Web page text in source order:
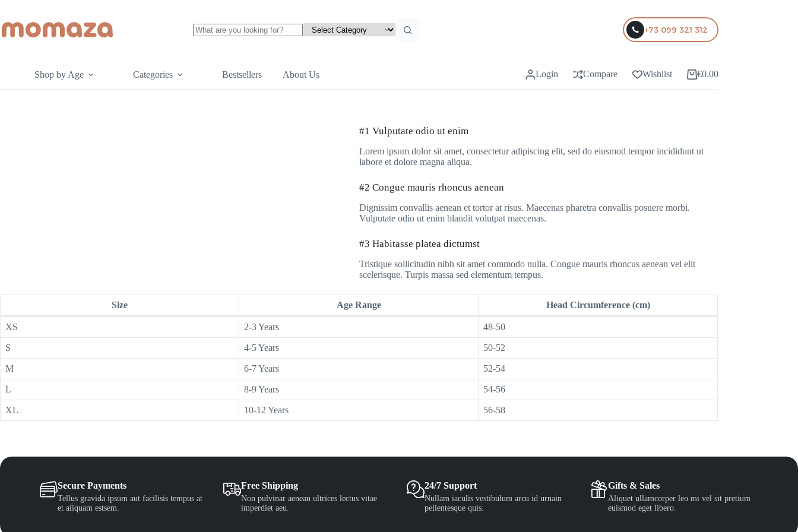
content
+73 099 321 312
Shop by Age Categories Bestsellers About Us Login Compare Wishlist
Shopping
cart
€0.00
#1 Vulputate odio ut enim
Lorem ipsum dolor sit amet, consectetur adipiscing elit, sed do eiusmod tempor incididunt ut
labore et dolore magna aliqua.
#2 Congue mauris rhoncus aenean
Dignissim convallis aenean et tortor at risus. Maecenas pharetra convallis posuere morbi.
Vulputate odio ut enim blandit volutpat maecenas.
#3 Habitasse platea dictumst
Tristique sollicitudin nibh sit amet commodo nulla. Congue mauris rhoncus aenean vel elit
scelerisque. Turpis massa sed elementum tempus.
Size Age Range Head Circumference (cm)
XS 2-3 Years 48-50
S 4-5 Years 50-52
M 6-7 Years 52-54
L 8-9 Years 54-56
XL 10-12 Years 56-58
Secure Payments
Tellus gravida ipsum aut facilisis tempus at
et aliquam estsem.
Free Shipping
Non pulvinar aenean ultrices lectus vitae
imperdiet aeu.
24/7 Support
Nullam iaculis vestibulum arcu id urnain
pellentesque quis.
Gifts & Sales
Aliquet ullamcorper leo mi vel sit pretium
euismod eget libero.